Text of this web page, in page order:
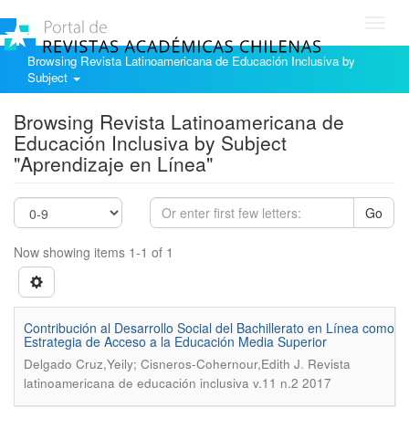
Browsing Revista Latinoamericana de Educación Inclusiva by
Subject
Browsing Revista Latinoamericana de
Educación Inclusiva by Subject
"Aprendizaje en Línea"
Go
Now showing items 1-1 of 1
Contribución al Desarrollo Social del Bachillerato en Línea como
Estrategia de Acceso a la Educación Media Superior
Delgado Cruz,Yeily; Cisneros-Cohernour,Edith J. Revista
latinoamericana de educación inclusiva v.11 n.2 2017